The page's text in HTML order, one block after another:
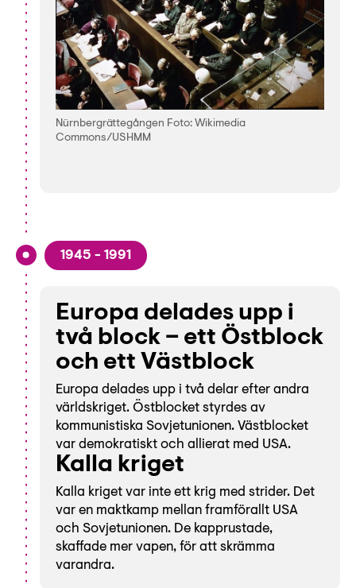
Nürnbergrättegången Foto: Wikimedia
Commons/USHMM
1945 - 1991
Europa delades upp i
två block – ett Östblock
och ett Västblock
Europa delades upp i två delar efter andra
världskriget. Östblocket styrdes av
kommunistiska Sovjetunionen. Västblocket
var demokratiskt och allierat med USA.
Kalla kriget
Kalla kriget var inte ett krig med strider. Det
var en maktkamp mellan framförallt USA
och Sovjetunionen. De kapprustade,
skaffade mer vapen, för att skrämma
varandra.